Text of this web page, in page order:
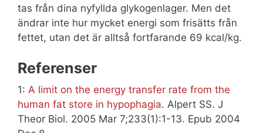
tas från dina nyfyllda glykogenlager. Men det
ändrar inte hur mycket energi som frisätts från
fettet, utan det är alltså fortfarande 69 kcal/kg.
Referenser
1: A limit on the energy transfer rate from the
human fat store in hypophagia. Alpert SS. J
Theor Biol. 2005 Mar 7;233(1):1-13. Epub 2004